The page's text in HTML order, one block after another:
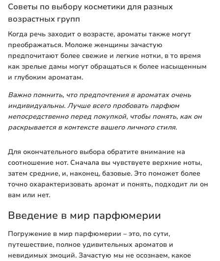
Советы по выбору косметики для разных
возрастных групп
Когда речь заходит о возрасте, ароматы также могут
преображаться. Моложе женщины зачастую
предпочитают более свежие и легкие нотки, в то время
как зрелые дамы могут обращаться к более насыщенным
и глубоким ароматам.
Важно помнить, что предпочтения в ароматах очень
индивидуальны. Лучше всего пробовать парфюм
непосредственно перед покупкой, чтобы понять, как он
раскрывается в контексте вашего личного стиля.
Для окончательного выбора обратите внимание на
соотношение нот. Сначала вы чувствуете верхние ноты,
затем средние, и, наконец, базовые. Это поможет более
точно охарактеризовать аромат и понять, подходит ли он
вам или нет.
Введение в мир парфюмерии
Погружение в мир парфюмерии – это, по сути,
путешествие, полное удивительных ароматов и
невидимых эмоций. Зачастую мы не осознаем, какое